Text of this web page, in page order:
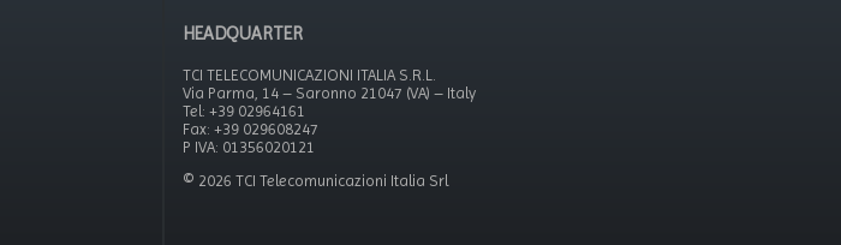
HEADQUARTER
TCI TELECOMUNICAZIONI ITALIA S.R.L.
Via Parma, 14 – Saronno 21047 (VA) – Italy
Tel: +39 02964161
Fax: +39 029608247
P IVA: 01356020121
© 2026 TCI Telecomunicazioni Italia Srl